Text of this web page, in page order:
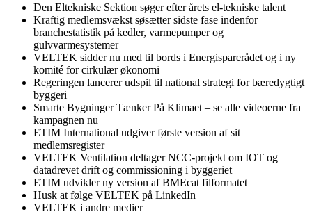
Den Eltekniske Sektion søger efter årets el-tekniske talent
Kraftig medlemsvækst søsætter sidste fase indenfor
branchestatistik på kedler, varmepumper og
gulvvarmesystemer
VELTEK sidder nu med til bords i Energisparerådet og i ny
komité for cirkulær økonomi
Regeringen lancerer udspil til national strategi for bæredygtigt
byggeri
Smarte Bygninger Tænker På Klimaet – se alle videoerne fra
kampagnen nu
ETIM International udgiver første version af sit
medlemsregister
VELTEK Ventilation deltager NCC-projekt om IOT og
datadrevet drift og commissioning i byggeriet
ETIM udvikler ny version af BMEcat filformatet
Husk at følge VELTEK på LinkedIn
VELTEK i andre medier